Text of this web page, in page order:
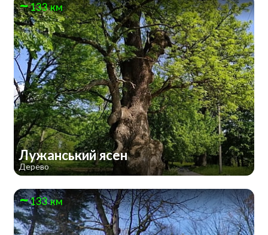
133 км
Лужанський ясен
Дерево
133 км